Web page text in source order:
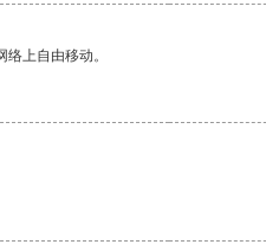
上自由移动。